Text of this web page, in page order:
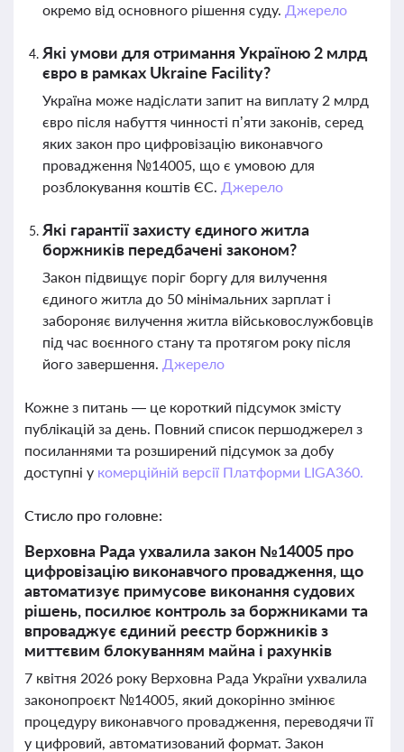
окремо від основного рішення суду. Джерело
Які умови для отримання Україною 2 млрд
євро в рамках Ukraine Facility?
Україна може надіслати запит на виплату 2 млрд
євро після набуття чинності п’яти законів, серед
яких закон про цифровізацію виконавчого
провадження №14005, що є умовою для
розблокування коштів ЄС. Джерело
Які гарантії захисту єдиного житла
боржників передбачені законом?
Закон підвищує поріг боргу для вилучення
єдиного житла до 50 мінімальних зарплат і
забороняє вилучення житла військовослужбовців
під час воєнного стану та протягом року після
його завершення. Джерело
Кожне з питань — це короткий підсумок змісту
публікацій за день. Повний список першоджерел з
посиланнями та розширений підсумок за добу
доступні у комерційній версії Платформи LIGA360.
Стисло про головне:
Верховна Рада ухвалила закон №14005 про
цифровізацію виконавчого провадження, що
автоматизує примусове виконання судових
рішень, посилює контроль за боржниками та
впроваджує єдиний реєстр боржників з
миттєвим блокуванням майна і рахунків
7 квітня 2026 року Верховна Рада України ухвалила
законопроєкт №14005, який докорінно змінює
процедуру виконавчого провадження, переводячи її
у цифровий, автоматизований формат. Закон